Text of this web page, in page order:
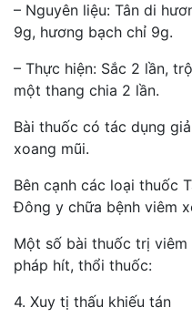
– Nguyên liệu: Tân di
9g, hương bạch chỉ 9g.
– Thực hiện: Sắc 2 lần,
một thang chia 2 lần.
Bài thuốc có tác dụng
xoang mũi.
Bên cạnh các loại thuốc
Đông y chữa bệnh viêm
Một số bài thuốc trị
pháp hít, thổi thuốc:
4. Xuy tị thấu khiếu tán